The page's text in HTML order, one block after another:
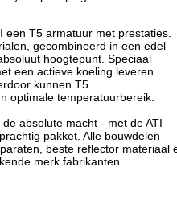
Aquariumonderdelen.nl 2026-08-
een T5 armatuur met prestaties.
gecombineerd in een edel
hoogtepunt. Speciaal
een actieve koeling leveren
kunnen T5
optimale temperatuurbereik.
absolute macht - met de ATI
pakket. Alle bouwdelen
beste reflector materiaal
merk fabrikanten.